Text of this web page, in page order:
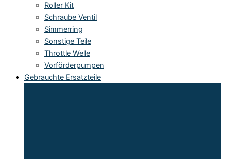
Roller Kit
Schraube Ventil
Simmerring
Sonstige Teile
Throttle Welle
Vorförderpumpen
Gebrauchte Ersatzteile